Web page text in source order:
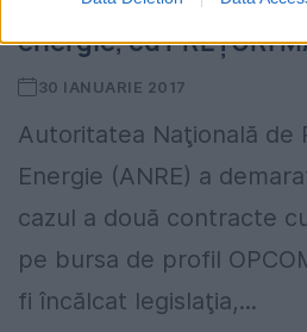
energie, cu PREŢURI
30 IANUARIE 2017
Autoritatea Naţională de
Energie (ANRE) a
cazul a două contracte
pe bursa de profil
fi încălcat legislaţia,...